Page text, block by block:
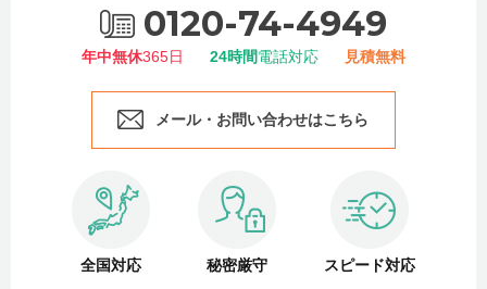
0120-74-4949
年中無休365日 24時間電話対応 見積無料
メール・お問い合わせはこちら
全国対応 秘密厳守 スピード対応